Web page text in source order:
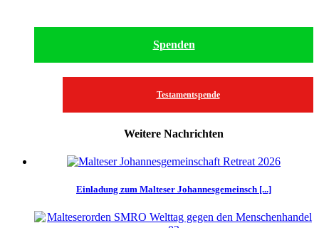
Spenden
Testamentspende
Weitere Nachrichten
Einladung zum Malteser Johannesgemeinsch [...]